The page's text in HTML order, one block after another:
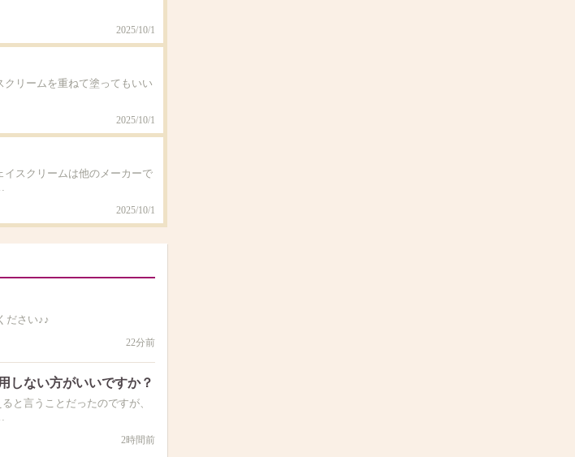
2025/10/1
リームを重ねて塗ってもいい
2025/10/1
スクリームは他のメーカーで
2025/10/1
ださい♪♪
22分前
しない方がいいですか？
と言うことだったのですが、
2時間前